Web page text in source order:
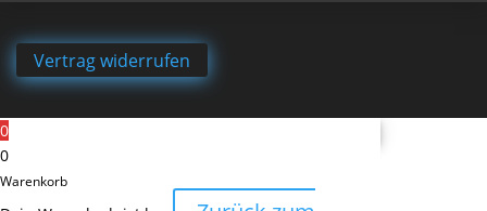
Vertrag widerrufen
0
0
Warenkorb